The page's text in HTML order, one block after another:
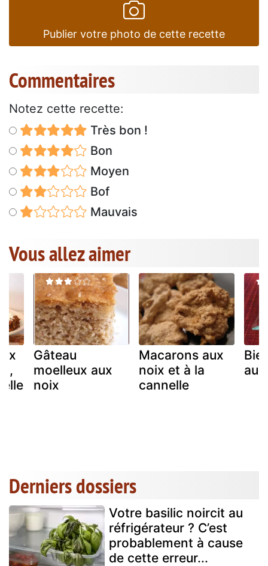
Publier votre photo de cette recette
Commentaires
Notez cette recette:
Très bon !
Bon
Moyen
Bof
Mauvais
Vous allez aimer
Gâteau
moelleux aux
noix
Macarons aux
noix et à la
cannelle
Derniers dossiers
Votre basilic noircit au
réfrigérateur ? C’est
probablement à cause
de cette erreur...